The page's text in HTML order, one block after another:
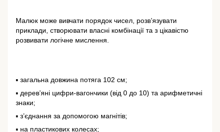
Малюк може вивчати порядок чисел, розв’язувати
приклади, створювати власні комбінації та з цікавістю
розвивати логічне мислення.
▪️ загальна довжина потяга 102 см;
▪️ дерев’яні цифри-вагончики (від 0 до 10) та арифметичні
знаки;
▪️ з’єднання за допомогою магнітів;
▪️ на пластикових колесах;